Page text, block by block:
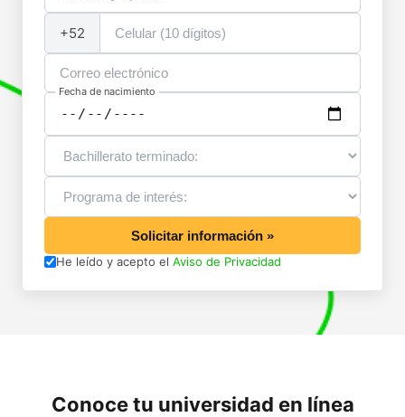
+52
Fecha de nacimiento
Solicitar información »
He leído y acepto el Aviso de Privacidad
Conoce tu universidad en línea